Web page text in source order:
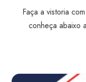
Faça a vistoria
conheça abaixo